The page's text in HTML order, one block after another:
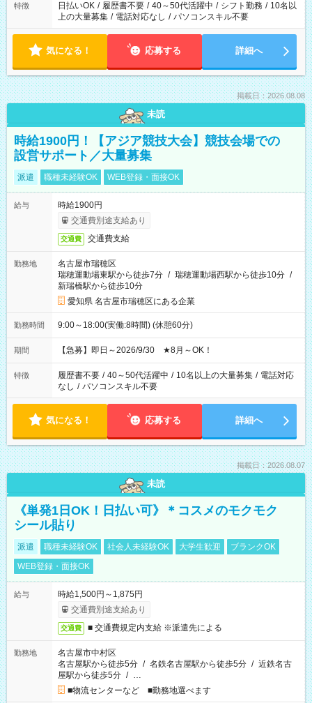
特徴 日払いOK / 履歴書不要 / 40～50代活躍中 / シフト勤務 / 10名以
上の大量募集 / 電話対応なし / パソコンスキル不要
気になる！ 応募する 詳細へ
掲載日：2026.08.08
未読
時給1900円！【アジア競技大会】競技会場での
設営サポート／大量募集
派遣 職種未経験OK WEB登録・面接OK
給与
時給1900円
交通費別途支給あり
交通費 交通費支給
勤務地
名古屋市瑞穂区
瑞穂運動場東駅から徒歩7分 / 瑞穂運動場西駅から徒歩10分 /
新瑞橋駅から徒歩10分
愛知県 名古屋市瑞穂区にある企業
勤務時間 9:00～18:00(実働:8時間) (休憩60分)
期間 【急募】即日～2026/9/30 ★8月～OK！
特徴 履歴書不要 / 40～50代活躍中 / 10名以上の大量募集 / 電話対応
なし / パソコンスキル不要
気になる！ 応募する 詳細へ
掲載日：2026.08.07
未読
《単発1日OK！日払い可》＊コスメのモクモク
シール貼り
派遣 職種未経験OK 社会人未経験OK 大学生歓迎
ブランクOK
WEB登録・面接OK
給与
時給1,500円～1,875円
交通費別途支給あり
交通費 ■ 交通費規定内支給 ※派遣先による
勤務地
名古屋市中村区
名古屋駅から徒歩5分 / 名鉄名古屋駅から徒歩5分 / 近鉄名古
屋駅から徒歩5分 / …
■物流センターなど ■勤務地選べます